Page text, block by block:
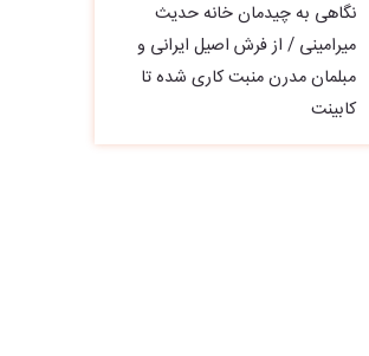
نگاهی به چیدمان خانه حدیث
میرامینی / از فرش اصیل ایرانی و
مبلمان مدرن منبت‌ کاری‌ شده تا
کابینت